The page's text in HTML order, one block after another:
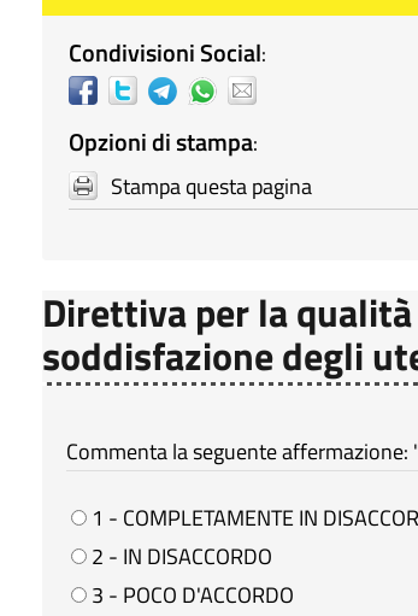
Condivisioni Social:
Opzioni di stampa:
Stampa questa pagina
Direttiva per la
soddisfazione degli
Commenta la seguente
1 - COMPLETAMENTE IN
2 - IN DISACCORDO
3 - POCO D'ACCORDO